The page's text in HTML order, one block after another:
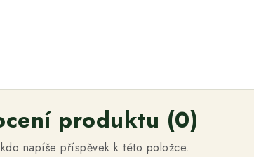
produktu (0)
napíše příspěvek k této položce.